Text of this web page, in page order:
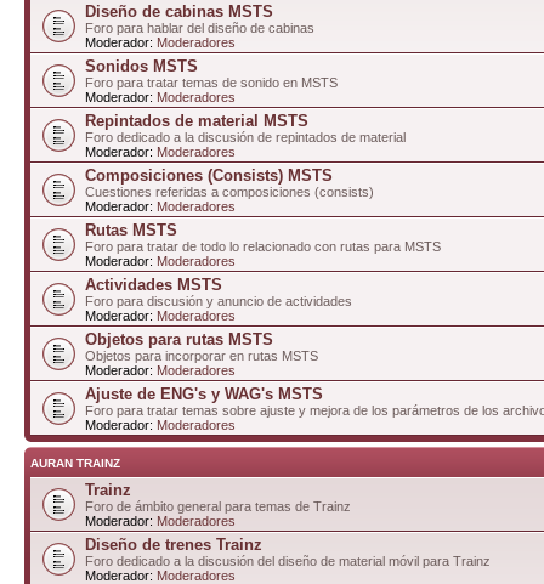
Diseño de cabinas MSTS
Foro para hablar del diseño de cabinas
Moderador: Moderadores
Sonidos MSTS
Foro para tratar temas de sonido en MSTS
Moderador: Moderadores
Repintados de material MSTS
Foro dedicado a la discusión de repintados de material
Moderador: Moderadores
Composiciones (Consists) MSTS
Cuestiones referidas a composiciones (consists)
Moderador: Moderadores
Rutas MSTS
Foro para tratar de todo lo relacionado con rutas para MSTS
Moderador: Moderadores
Actividades MSTS
Foro para discusión y anuncio de actividades
Moderador: Moderadores
Objetos para rutas MSTS
Objetos para incorporar en rutas MSTS
Moderador: Moderadores
Ajuste de ENG's y WAG's MSTS
Foro para tratar temas sobre ajuste y mejora de los parámetros de los
Moderador: Moderadores
AURAN TRAINZ
Trainz
Foro de ámbito general para temas de Trainz
Moderador: Moderadores
Diseño de trenes Trainz
Foro dedicado a la discusión del diseño de material móvil para Trainz
Moderador: Moderadores